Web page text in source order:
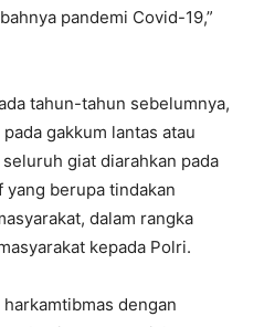
pandemi Covid-19,”
tahun-tahun sebelumnya,
gakkum lantas atau
giat diarahkan pada
berupa tindakan
dalam rangka
kepada Polri.
dengan